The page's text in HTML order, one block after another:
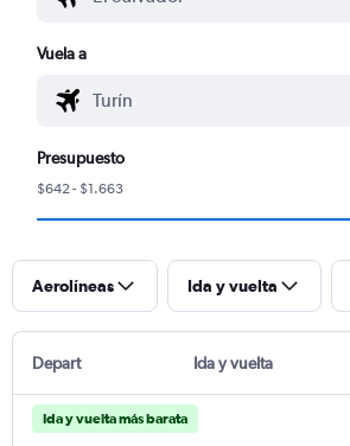
Vuela a
Presupuesto
$642 - $1.663
Aerolíneas Ida y vuelta
Depart Ida y vuelta
Ida y vuelta más barata